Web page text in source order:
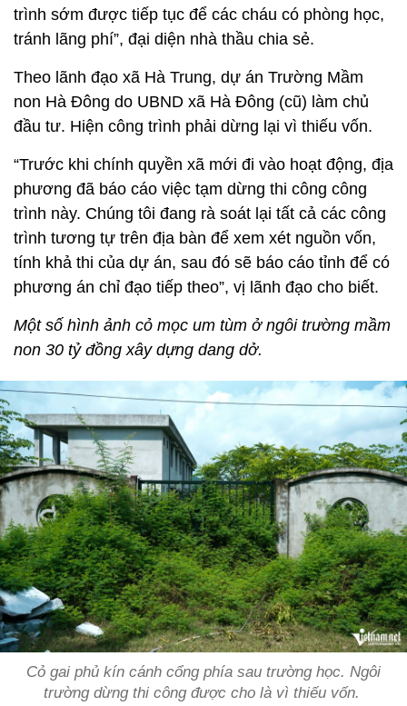
trình sớm được tiếp tục để các cháu có phòng học,
tránh lãng phí”, đại diện nhà thầu chia sẻ.
Theo lãnh đạo xã Hà Trung, dự án Trường Mầm
non Hà Đông do UBND xã Hà Đông (cũ) làm chủ
đầu tư. Hiện công trình phải dừng lại vì thiếu vốn.
“Trước khi chính quyền xã mới đi vào hoạt động, địa
phương đã báo cáo việc tạm dừng thi công công
trình này. Chúng tôi đang rà soát lại tất cả các công
trình tương tự trên địa bàn để xem xét nguồn vốn,
tính khả thi của dự án, sau đó sẽ báo cáo tỉnh để có
phương án chỉ đạo tiếp theo”, vị lãnh đạo cho biết.
Một số hình ảnh cỏ mọc um tùm ở ngôi trường mầm
non 30 tỷ đồng xây dựng dang dở.
Cỏ gai phủ kín cánh cổng phía sau trường học. Ngôi
trường dừng thi công được cho là vì thiếu vốn.